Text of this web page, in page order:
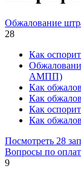
Обжалование
28
Как
АМПП)
Как
Как
Как
Как
Посмотреть 28
Вопросы по
9